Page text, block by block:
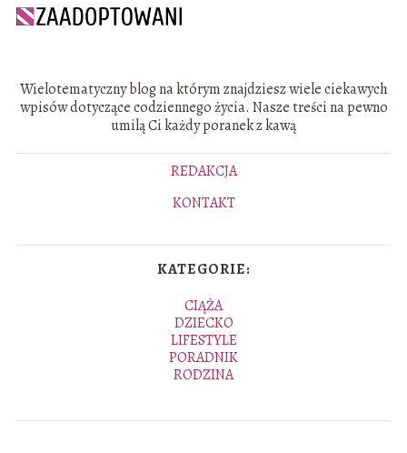
Wielotematyczny blog na którym znajdziesz wiele ciekawych
wpisów dotyczące codziennego życia. Nasze treści na pewno
umilą Ci każdy poranek z kawą
REDAKCJA
KONTAKT
KATEGORIE:
CIĄŻA
DZIECKO
LIFESTYLE
PORADNIK
RODZINA